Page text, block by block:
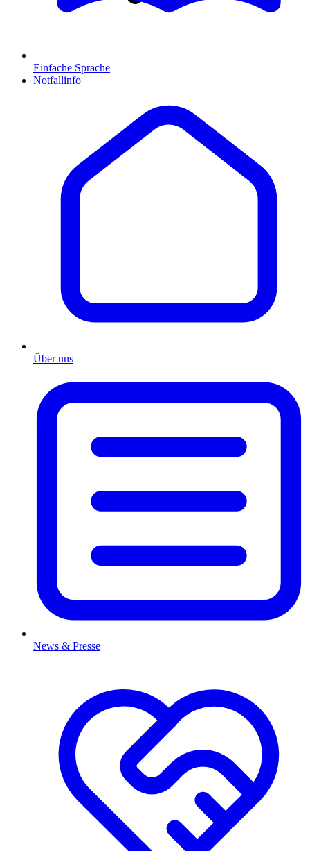
Einfache Sprache
Notfallinfo
Über uns
News & Presse